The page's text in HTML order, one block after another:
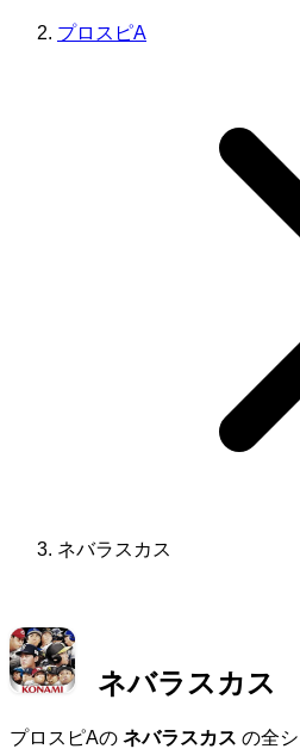
プロスピA
ネバラスカス
ネバラスカス
プロスピAの ネバラスカス の全